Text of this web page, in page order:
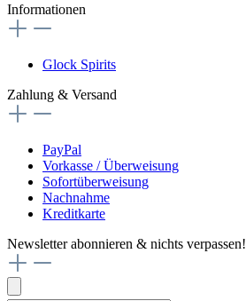
Informationen
Glock Spirits
Zahlung & Versand
PayPal
Vorkasse / Überweisung
Sofortüberweisung
Nachnahme
Kreditkarte
Newsletter abonnieren & nichts verpassen!